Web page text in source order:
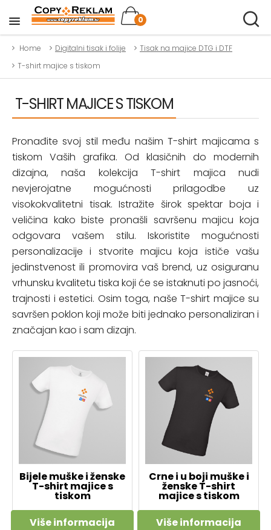
0
Home Digitalni tisak i folije
Tisak na majice DTG i DTF
T-shirt majice s tiskom
T-SHIRT MAJICE S TISKOM
Pronađite svoj stil među našim T-shirt majicama s
tiskom Vaših grafika. Od klasičnih do modernih
dizajna, naša kolekcija T-shirt majica nudi
nevjerojatne mogućnosti prilagodbe uz
visokokvalitetni tisak. Istražite širok spektar boja i
veličina kako biste pronašli savršenu majicu koja
odgovara vašem stilu. Iskoristite mogućnosti
personalizacije i stvorite majicu koja ističe vašu
jedinstvenost ili promovira vaš brend, uz osiguranu
vrhunsku kvalitetu tiska koji će se istaknuti po jasnoći,
trajnosti i estetici. Osim toga, naše T-shirt majice su
savršen poklon koji može biti jednako personaliziran i
značajan kao i sam dizajn.
Bijele muške i ženske
T-shirt majice s
tiskom
Više informacija
Crne i u boji muške i
ženske T-shirt
majice s tiskom
Više informacija